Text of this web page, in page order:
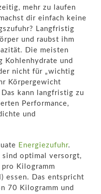
mehr zu laufen
dir einfach keine
Langfristig
und raubst ihm
Die meisten
Kohlenhydrate und
nicht für „wichtig
Körpergewicht
kann langfristig zu
Performance,
und
Energiezufuhr.
sind optimal versorgt,
Kilogramm
essen. Das entspricht
70 Kilogramm und